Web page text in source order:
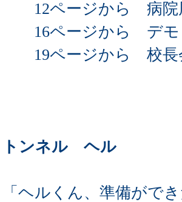
12ページから 病院
16ページから デモ
19ページから 校長
トンネル ヘル
「ヘルくん、準備がで